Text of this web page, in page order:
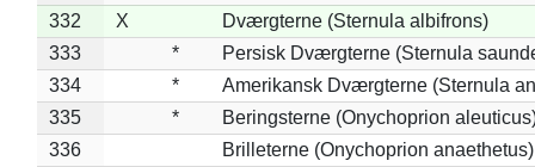
332
X
Dværgterne (Sternula albifrons)
333
*
Persisk Dværgterne (Sternula
334
*
Amerikansk Dværgterne (Sternula
335
*
Beringsterne (Onychoprion
336
Brilleterne (Onychoprion anaethetus)